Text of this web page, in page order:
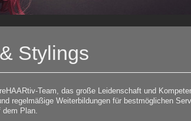
Stylings
Team, das große Leidenschaft und
regelmäßige Weiterbildungen für bestmöglichen
dem Plan.